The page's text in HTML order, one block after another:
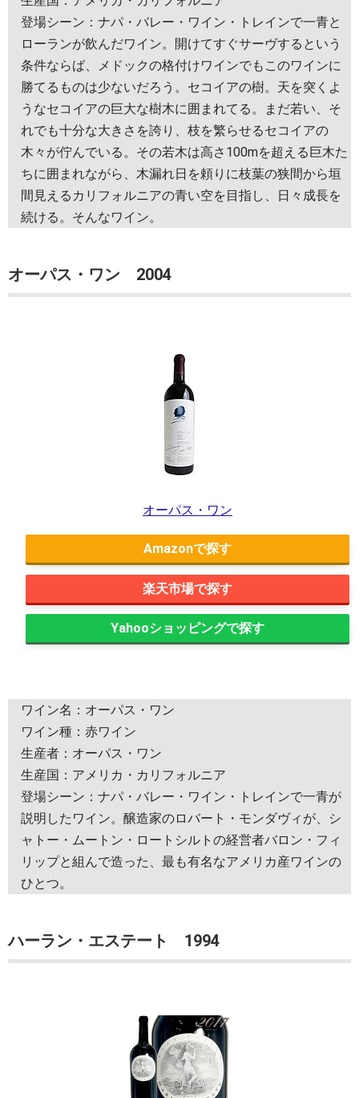
登場シーン：ナパ・バレー・ワイン・トレインで一青と
ローランが飲んだワイン。開けてすぐサーヴするという
条件ならば、メドックの格付けワインでもこのワインに
勝てるものは少ないだろう。セコイアの樹。天を突くよ
うなセコイアの巨大な樹木に囲まれてる。まだ若い、そ
れでも十分な大きさを誇り、枝を繁らせるセコイアの
木々が佇んでいる。その若木は高さ100mを超える巨木た
ちに囲まれながら、木漏れ日を頼りに枝葉の狭間から垣
間見えるカリフォルニアの青い空を目指し、日々成長を
続ける。そんなワイン。
オーパス・ワン 2004
オーパス・ワン
Amazon
楽天市場
Yahooショッピング
ワイン名：オーパス・ワン
ワイン種：赤ワイン
生産者：オーパス・ワン
生産国：アメリカ・カリフォルニア
登場シーン：ナパ・バレー・ワイン・トレインで一青が
説明したワイン。醸造家のロバート・モンダヴィが、シ
ャトー・ムートン・ロートシルトの経営者バロン・フィ
リップと組んで造った、最も有名なアメリカ産ワインの
ひとつ。
ハーラン・エステート 1994